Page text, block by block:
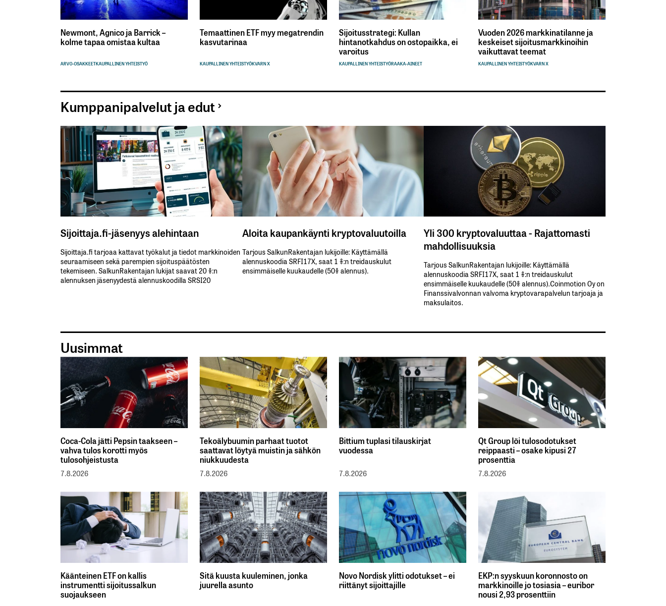
Newmont, Agnico ja Barrick –
kolme tapaa omistaa kultaa
ARVO-OSAKKEETKAUPALLINEN YHTEISTYÖ
Temaattinen ETF myy megatrendin
kasvutarinaa
KAUPALLINEN YHTEISTYÖKVARN X
Sijoitusstrategi: Kullan
hintanotkahdus on ostopaikka, ei
varoitus
KAUPALLINEN YHTEISTYÖRAAKA-AINEET
Vuoden 2026 markkinatilanne ja
keskeiset sijoitusmarkkinoihin
vaikuttavat teemat
KAUPALLINEN YHTEISTYÖKVARN X
Kumppanipalvelut ja edut
Sijoittaja.fi-jäsenyys alehintaan
Sijoittaja.fi tarjoaa kattavat työkalut ja tiedot markkinoiden
seuraamiseen sekä parempien sijoituspäätösten
tekemiseen. SalkunRakentajan lukijat saavat 20 %:n
alennuksen jäsenyydestä alennuskoodilla SRSI20
Aloita kaupankäynti kryptovaluutoilla
Tarjous SalkunRakentajan lukijoille: Käyttämällä​ ​
alennuskoodia​ ​SRFI17X,​ ​saat​ ​1 %:n treidauskulut​ ​
ensimmäiselle​ ​kuukaudelle​ ​(50%​ ​alennus).
Yli 300 kryptovaluuttaa - Rajattomasti
mahdollisuuksia
Tarjous SalkunRakentajan lukijoille: Käyttämällä​ ​
alennuskoodia​ ​SRFI17X,​ ​saat​ ​1 %:n treidauskulut​ ​
ensimmäiselle​ ​kuukaudelle​ ​(50%​ ​alennus).Coinmotion Oy on
Finanssivalvonnan valvoma kryptovarapalvelun tarjoaja ja
maksulaitos.
Uusimmat
Coca-Cola jätti Pepsin taakseen –
vahva tulos korotti myös
tulosohjeistusta
7.8.2026
Tekoälybuumin parhaat tuotot
saattavat löytyä muistin ja sähkön
niukkuudesta
7.8.2026
Bittium tuplasi tilauskirjat
vuodessa
7.8.2026
Qt Group löi tulosodotukset
reippaasti – osake kipusi 27
prosenttia
7.8.2026
Käänteinen ETF on kallis
instrumentti sijoitussalkun
suojaukseen
Sitä kuusta kuuleminen, jonka
juurella asunto
Novo Nordisk ylitti odotukset – ei
riittänyt sijoittajille
EKP:n syyskuun koronnosto on
markkinoille jo tosiasia – euribor
nousi 2,93 prosenttiin